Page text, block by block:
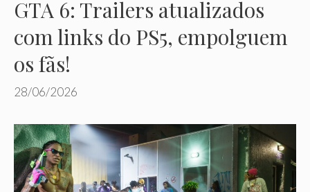
GTA 6: Trailers atualizados
com links do PS5, empolguem
os fãs!
28/06/2026